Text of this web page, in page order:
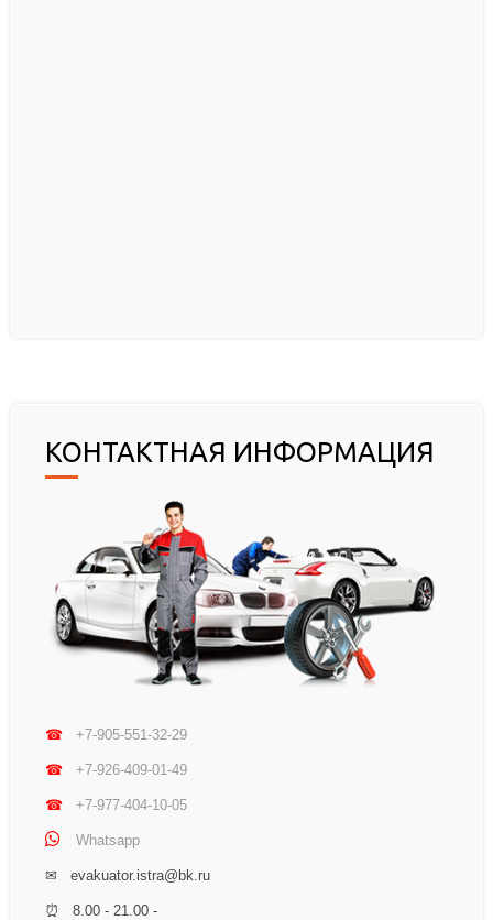
КОНТАКТНАЯ ИНФОРМАЦИЯ
☎ +7-905-551-32-29
☎ +7-926-409-01-49
☎ +7-977-404-10-05
Whatsapp
✉ evakuator.istra@bk.ru
⏰ 8.00 - 21.00 -